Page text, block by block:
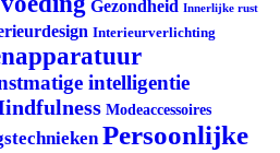
Gezondheid Innerlijke rust
Interieurverlichting
intelligentie
Modeaccessoires
Persoonlijke